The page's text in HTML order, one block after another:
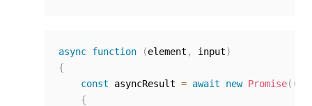
async function (element , input)
{
const asyncResult = await new Promise( (
{